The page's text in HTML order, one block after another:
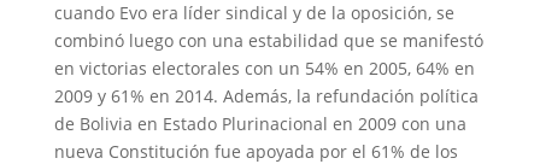
cuando Evo era líder sindical y de la oposición, se
combinó luego con una estabilidad que se manifestó
en victorias electorales con un 54% en 2005, 64% en
2009 y 61% en 2014. Además, la refundación política
de Bolivia en Estado Plurinacional en 2009 con una
nueva Constitución fue apoyada por el 61% de los